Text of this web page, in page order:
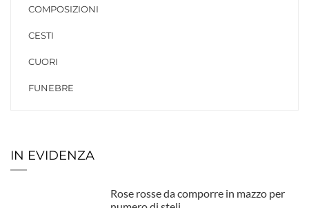
COMPOSIZIONI
CESTI
CUORI
FUNEBRE
IN EVIDENZA
Rose rosse da comporre in mazzo per